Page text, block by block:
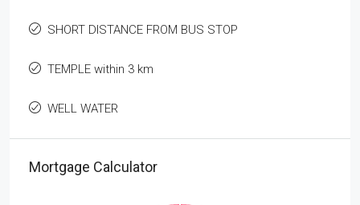
SHORT DISTANCE FROM BUS STOP
TEMPLE within 3 km
WELL WATER
Mortgage Calculator